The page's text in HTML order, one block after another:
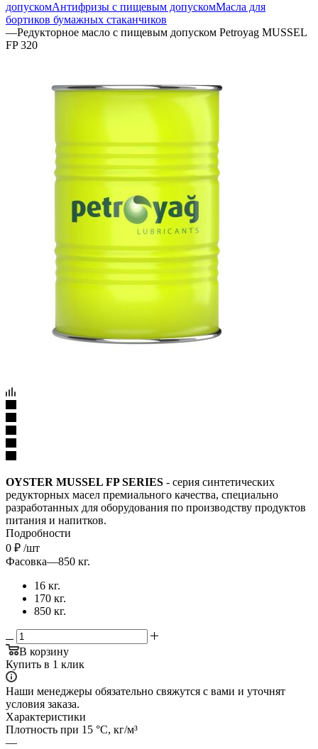
допускомАнтифризы с пищевым допускомМасла для
бортиков бумажных стаканчиков
—Редукторное масло с пищевым допуском Petroyag MUSSEL
FP 320
OYSTER MUSSEL FP SERIES - серия синтетических
редукторных масел премиального качества, специально
разработанных для оборудования по производству продуктов
питания и напитков.
Подробности
0 ₽ /шт
Фасовка—850 кг.
16 кг.
170 кг.
850 кг.
В корзину
Купить в 1 клик
Наши менеджеры обязательно свяжутся с вами и уточнят
условия заказа.
Характеристики
Плотность при 15 °C, кг/м³
—